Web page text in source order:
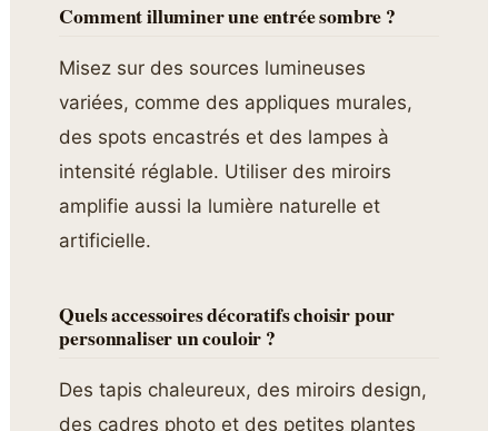
Comment illuminer une entrée sombre ?
Misez sur des sources lumineuses
variées, comme des appliques murales,
des spots encastrés et des lampes à
intensité réglable. Utiliser des miroirs
amplifie aussi la lumière naturelle et
artificielle.
Quels accessoires décoratifs choisir pour
personnaliser un couloir ?
Des tapis chaleureux, des miroirs design,
des cadres photo et des petites plantes